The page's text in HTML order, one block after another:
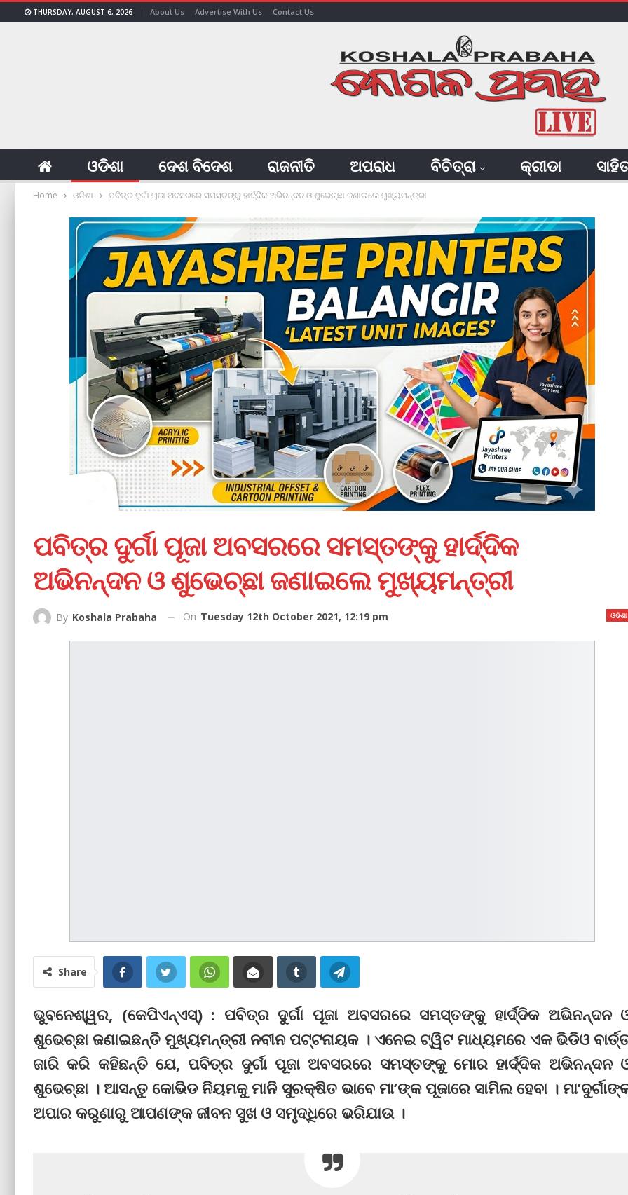
THURSDAY, AUGUST 6, 2026 About Us Advertise With Us Contact Us
ଓଡିଶା ଦେଶ ବିଦେଶ ରାଜନୀତି ଅପରାଧ ବିଚିତ୍ରା କ୍ରୀଡା
Home ଓଡିଶା ପବିତ୍ର ଦୁର୍ଗା ପୂଜା ଅବସରରେ ସମସ୍ତଙ୍କୁ ହାର୍ଦ୍ଦିକ ଅଭିନନ୍ଦନ ଓ ଶୁଭେଚ୍ଛା ଜଣାଇଲେ ମୁଖ୍ୟମନ୍ତ୍ରୀ
ପବିତ୍ର ଦୁର୍ଗା ପୂଜା ଅବସରରେ ସମସ୍ତଙ୍କୁ ହାର୍ଦ୍ଦିକ
ଅଭିନନ୍ଦନ ଓ ଶୁଭେଚ୍ଛା ଜଣାଇଲେ ମୁଖ୍ୟମନ୍ତ୍ରୀ
ଓଡିଶା
By Koshala Prabaha On Tuesday 12th October 2021, 12:19 pm
Share
ଭୁବନେଶ୍ୱର, (କେପିଏନ୍‌ଏସ୍‌) : ପବିତ୍ର ଦୁର୍ଗା ପୂଜା ଅବସରରେ ସମସ୍ତଙ୍କୁ ହାର୍ଦ୍ଦିକ ଅଭିନନ୍ଦନ
ଶୁଭେଚ୍ଛା ଜଣାଇଛନ୍ତି ମୁଖ୍ୟମନ୍ତ୍ରୀ ନବୀନ ପଟ୍ଟନାୟକ । ଏନେଇ ଟ୍ୱିଟ ମାଧ୍ୟମରେ ଏକ ଭିଡିଓ
ଜାରି କରି କହିଛନ୍ତି ଯେ, ପବିତ୍ର ଦୁର୍ଗା ପୂଜା ଅବସରରେ ସମସ୍ତଙ୍କୁ ମୋର ହାର୍ଦ୍ଦିକ ଅଭିନନ୍ଦନ
ଶୁଭେଚ୍ଛା । ଆସନ୍ତୁ କୋଭିଡ ନିୟମକୁ ମାନି ସୁରକ୍ଷିତ ଭାବେ ମା’ଙ୍କ ପୂଜାରେ ସାମିଲ ହେବା ।
ଅପାର କରୁଣାରୁ ଆପଣଙ୍କ ଜୀବନ ସୁଖ ଓ ସମୃଦ୍ଧିରେ ଭରିଯାଉ ।